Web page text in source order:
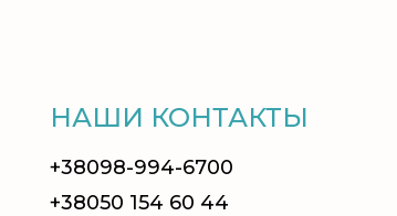
НАШИ КОНТАКТЫ
+38098-994-6700
+38050 154 60 44